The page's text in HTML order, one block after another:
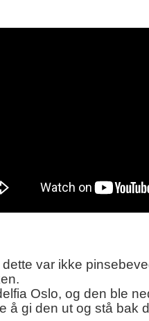
var ikke
Oslo, og den ble
å gi den ut og stå bak